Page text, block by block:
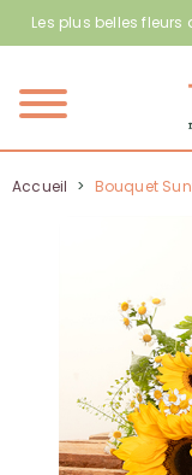
Les plus belles
Menu
Accueil > Bouquet